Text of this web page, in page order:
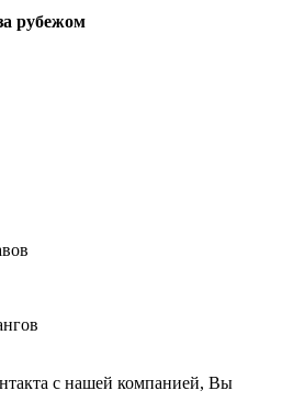
рубежом
с нашей компанией, Вы